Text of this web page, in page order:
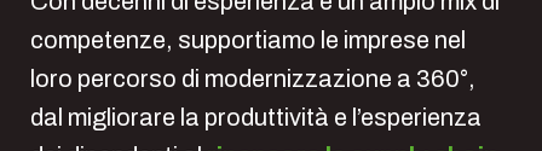
competenze, supportiamo le imprese nel
loro percorso di modernizzazione a 360°,
dal migliorare la produttività e l’esperienza